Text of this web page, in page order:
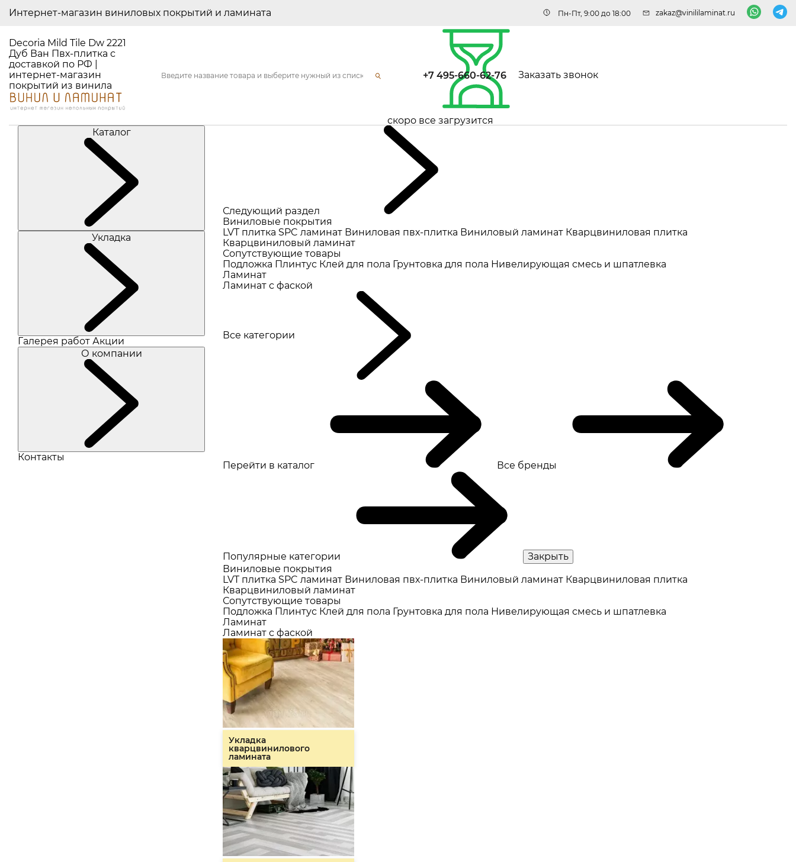
Интернет-магазин виниловых покрытий и ламината Пн-Пт, 9:00 до 18:00 zakaz@vinililaminat.ru
Decoria Mild Tile Dw 2221
Дуб Ван Пвх-плитка с
доставкой по РФ |
интернет-магазин
покрытий из винила
скоро все загрузится
+7 495-660-62-76 Заказать звонок
Каталог
Укладка
Галерея работ Акции
О компании
Контакты
Следующий раздел
Виниловые покрытия
LVT плитка SPC ламинат Виниловая пвх-плитка Виниловый ламинат Кварцвиниловая плитка
Кварцвиниловый ламинат
Сопутствующие товары
Подложка Плинтус Клей для пола Грунтовка для пола Нивелирующая смесь и шпатлевка
Ламинат
Ламинат с фаской
Все катeгории
Перейти в каталог Все бренды
Популярные категории
Закрыть
Виниловые покрытия
LVT плитка SPC ламинат Виниловая пвх-плитка Виниловый ламинат Кварцвиниловая плитка
Кварцвиниловый ламинат
Сопутствующие товары
Подложка Плинтус Клей для пола Грунтовка для пола Нивелирующая смесь и шпатлевка
Ламинат
Ламинат с фаской
Укладка
кварцвинилового
ламината